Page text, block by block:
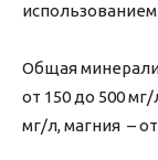
Общая
от 150 до 500
мг/л, магния –